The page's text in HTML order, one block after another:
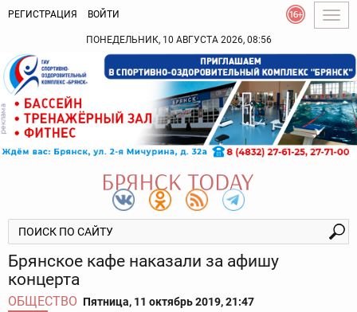
РЕГИСТРАЦИЯ ВОЙТИ
ПОНЕДЕЛЬНИК, 10 АВГУСТА 2026, 08:56
Брянское кафе наказали за афишу
концерта
ОБЩЕСТВО Пятница, 11 октябрь 2019, 21:47